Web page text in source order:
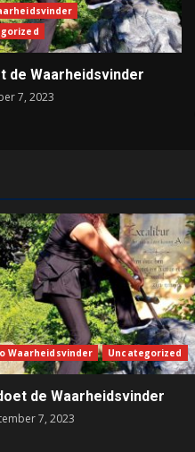
de Waarheidsvinder
7, 2023
Waarheidsvinder Uncategorized
de Waarheidsvinder
7, 2023